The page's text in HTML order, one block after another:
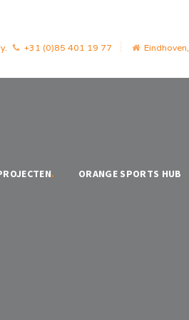
+31 (0)85 401 19 77
. ORANGE SPORTS HUB